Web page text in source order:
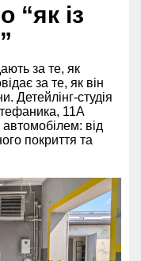
“як із
за те, як
за те, як він
Детейлінг-студія
11А
від
покриття та